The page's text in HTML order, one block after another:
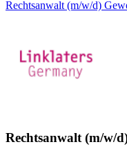
Rechtsanwalt (m/w/d)
Rechtsanwalt (m/w/